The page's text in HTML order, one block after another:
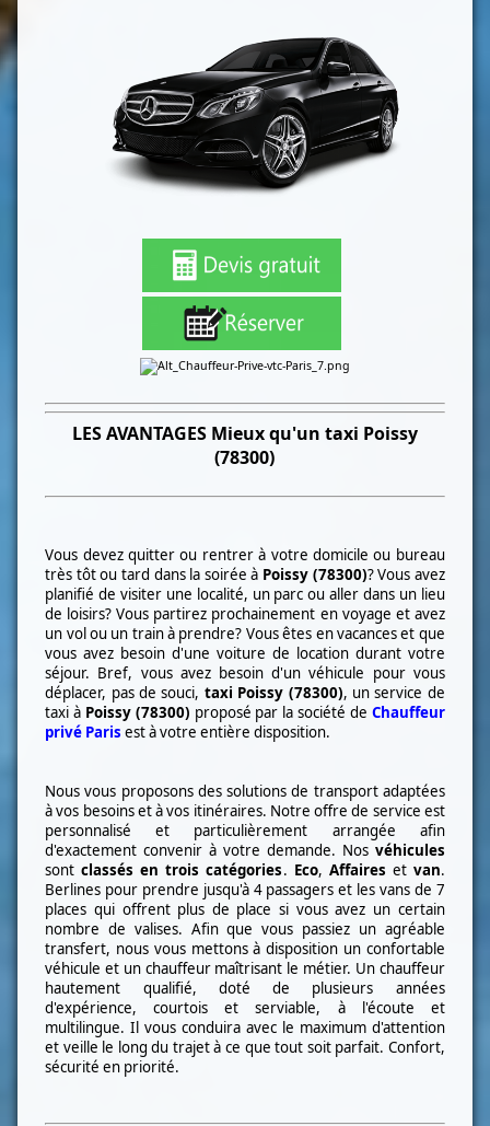
LESAVANTAGES Mieux qu'un taxi Poissy
(78300)
Vous devez quitter ou rentrer à votre domicile ou bureau
très tôt ou tard dans la soirée à Poissy (78300)? Vous avez
planifié de visiter une localité, un parc ou aller dans un lieu
de loisirs? Vous partirez prochainement en voyage et avez
un vol ou un train à prendre? Vous êtes en vacances et que
vous avez besoin d'une voiture de location durant votre
séjour. Bref, vous avez besoin d'un véhicule pour vous
déplacer, pas de souci, taxi Poissy (78300), un service de
taxi à Poissy (78300) proposé par la société de Chauffeur
privé Paris est à votre entière disposition.
Nous vous proposons des solutions de transport adaptées
à vos besoins et à vos itinéraires. Notre offre de service est
personnalisé et particulièrement arrangée afin
d'exactement convenir à votre demande. Nos véhicules
sontclassés en trois catégories. Eco, Affaires et van.
Berlines pour prendre jusqu'à 4 passagers et les vans de 7
places qui offrent plus de place si vous avez un certain
nombre de valises. Afin que vous passiez un agréable
transfert, nous vous mettons à disposition un confortable
véhicule et un chauffeur maîtrisant le métier. Un chauffeur
hautement qualifié, doté de plusieurs années
d'expérience, courtois et serviable, à l'écoute et
multilingue. Il vous conduira avec le maximum d'attention
et veille le long du trajet à ce que tout soit parfait. Confort,
sécurité en priorité.